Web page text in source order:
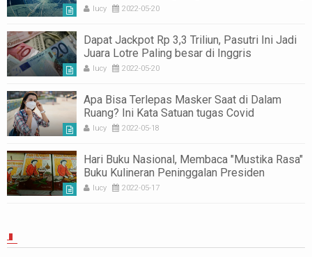
Cedera
lucy 2022-05-20
Dapat Jackpot Rp 3,3 Triliun, Pasutri Ini Jadi
Juara Lotre Paling besar di Inggris
lucy 2022-05-20
Apa Bisa Terlepas Masker Saat di Dalam
Ruang? Ini Kata Satuan tugas Covid
lucy 2022-05-18
Hari Buku Nasional, Membaca "Mustika Rasa"
Buku Kulineran Peninggalan Presiden
Soekarno untuk Indonesia
lucy 2022-05-17